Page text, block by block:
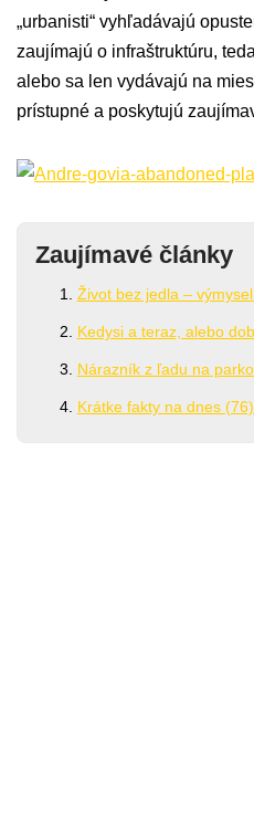
„urbanisti“ vyhľadávajú
zaujímajú o infraštruktúru,
alebo sa len vydávajú na
prístupné a poskytujú
Zaujímavé články
Život bez jedla –
Kedysi a teraz, alebo
Nárazník z ľadu na
Krátke fakty na dnes